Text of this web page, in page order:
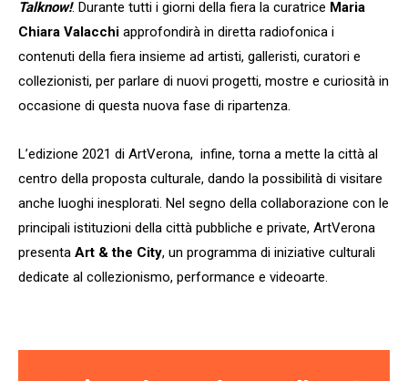
Talknow!. Durante tutti i giorni della fiera la curatrice Maria
Chiara Valacchi approfondirà in diretta radiofonica i
contenuti della fiera insieme ad artisti, galleristi, curatori e
collezionisti, per parlare di nuovi progetti, mostre e curiosità in
occasione di questa nuova fase di ripartenza.
L’edizione 2021 di ArtVerona, infine, torna a mette la città al
centro della proposta culturale, dando la possibilità di visitare
anche luoghi inesplorati. Nel segno della collaborazione con le
principali istituzioni della città pubbliche e private, ArtVerona
presenta Art & the City, un programma di iniziative culturali
dedicate al collezionismo, performance e videoarte.